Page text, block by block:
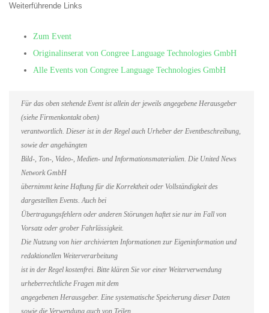
Weiterführende Links
Zum Event
Originalinserat von Congree Language Technologies GmbH
Alle Events von Congree Language Technologies GmbH
Für das oben stehende Event ist allein der jeweils angegebene Herausgeber
(siehe Firmenkontakt oben)
verantwortlich. Dieser ist in der Regel auch Urheber der Eventbeschreibung,
sowie der angehängten
Bild-, Ton-, Video-, Medien- und Informationsmaterialien. Die United News
Network GmbH
übernimmt keine Haftung für die Korrektheit oder Vollständigkeit des
dargestellten Events. Auch bei
Übertragungsfehlern oder anderen Störungen haftet sie nur im Fall von
Vorsatz oder grober Fahrlässigkeit.
Die Nutzung von hier archivierten Informationen zur Eigeninformation und
redaktionellen Weiterverarbeitung
ist in der Regel kostenfrei. Bitte klären Sie vor einer Weiterverwendung
urheberrechtliche Fragen mit dem
angegebenen Herausgeber. Eine systematische Speicherung dieser Daten